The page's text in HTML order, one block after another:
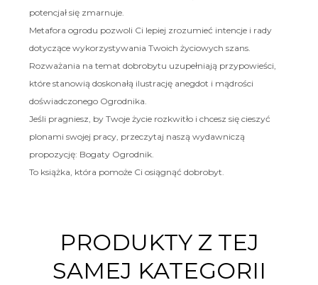
potencjał się zmarnuje.
Metafora ogrodu pozwoli Ci lepiej zrozumieć intencje i rady
dotyczące wykorzystywania Twoich życiowych szans.
Rozważania na temat dobrobytu uzupełniają przypowieści,
które stanowią doskonałą ilustrację anegdot i mądrości
doświadczonego Ogrodnika.
Jeśli pragniesz, by Twoje życie rozkwitło i chcesz się cieszyć
plonami swojej pracy, przeczytaj naszą wydawniczą
propozycję: Bogaty Ogrodnik.
To książka, która pomoże Ci osiągnąć dobrobyt.
PRODUKTY Z TEJ
SAMEJ KATEGORII